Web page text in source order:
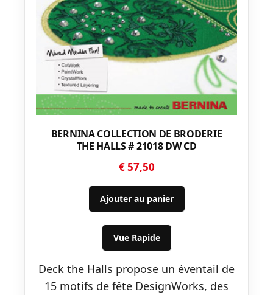
BERNINA COLLECTION DE BRODERIE
THE HALLS # 21018 DW CD
€57,50
Ajouter au panier
Vue Rapide
Deck the Halls propose un éventail de
15 motifs de fête DesignWorks, des